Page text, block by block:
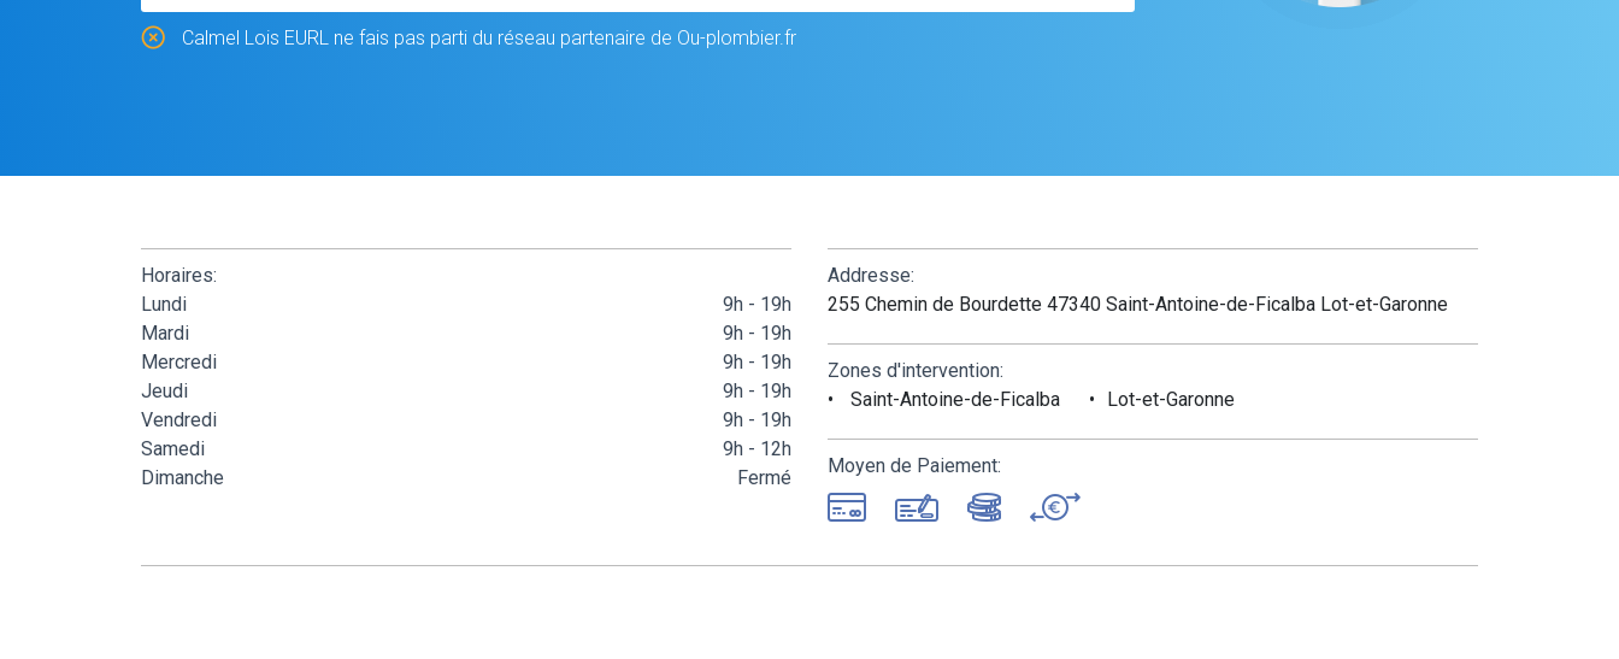
Calmel Lois EURL ne fais pas parti du réseau partenaire de Ou-plombier.fr
Horaires:
Lundi
9h - 19h
Mardi
9h - 19h
Mercredi
9h - 19h
Jeudi
9h - 19h
Vendredi
9h - 19h
Samedi
9h - 12h
Dimanche
Fermé
Addresse:
255 Chemin de Bourdette 47340 Saint-Antoine-de-Ficalba Lot-et-Garonne
Zones d'intervention:
Saint-Antoine-de-Ficalba
Lot-et-Garonne
Moyen de Paiement: